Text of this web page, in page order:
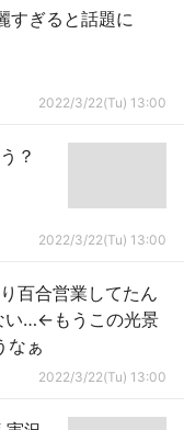
すぎると話題に
2022/3/22(Tu) 13:00
？
2022/3/22(Tu) 13:00
百合営業してたん
い…←もうこの光景
なぁ
2022/3/22(Tu) 13:00